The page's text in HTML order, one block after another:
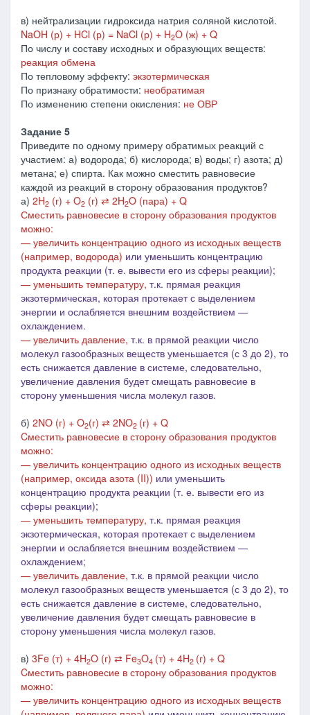
в) нейтрализации гидроксида натрия соляной кислотой.
NaOH (р) + HCl (р) = NaCl (р) + H2O (ж) + Q
По числу и составу исходных и образующих веществ:
реакция обмена
По тепловому эффекту: экзотермическая
По признаку обратимости: необратимая
По изменению степени окисления: не ОВР
Задание 5
Приведите по одному примеру обратимых реакций с
участием: а) водорода; б) кислорода; в) воды; г) азота; д)
метана; е) спирта. Как можно сместить равновесие
каждой из реакций в сторону образования продуктов?
а) 2H2 (г) + O2 (г) ⇄ 2H2O (пара) + Q
Сместить равновесие в сторону образования продуктов
можно:
— увеличить концентрацию одного из исходных веществ
(например, водорода) или уменьшить концентрацию
продукта реакции (т. е. вывести его из сферы реакции);
— уменьшить температуру, т.к. прямая реакция
экзотермическая, которая протекает с выделением
энергии и ослабляется внешним воздействием ―
охлаждением.
— увеличить давление, т.к. в прямой реакции число
молекул газообразных веществ уменьшается (с 3 до 2), то
есть снижается давление в системе, следовательно,
увеличение давления будет смещать равновесие в
сторону уменьшения числа молекул газов.
б) 2NO (г) + O2(г) ⇄ 2NO2 (г) + Q
Cместить равновесие в сторону образования продуктов
можно:
— увеличить концентрацию одного из исходных веществ
(например, оксида азота (II)) или уменьшить
концентрацию продукта реакции (т. е. вывести его из
сферы реакции);
— уменьшить температуру, т.к. прямая реакция
экзотермическая, которая протекает с выделением
энергии и ослабляется внешним воздействием ―
охлаждением;
— увеличить давление, т.к. в прямой реакции число
молекул газообразных веществ уменьшается (с 3 до 2), то
есть снижается давление в системе, следовательно,
увеличение давления будет смещать равновесие в
сторону уменьшения числа молекул газов.
в) 3Fe (т) + 4H2O (г) ⇄ Fe3O4 (т) + 4H2 (г) + Q
Cместить равновесие в сторону образования продуктов
можно:
— увеличить концентрацию одного из исходных веществ